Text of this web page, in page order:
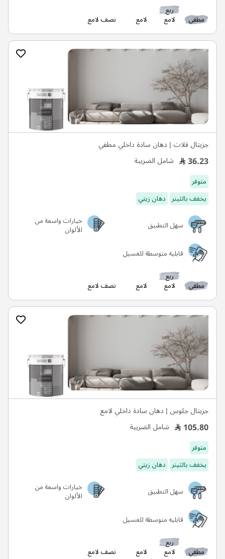
مطفي
ربع
لامع لامع نصف لامع
جزيتال فلات | دهان سادة داخلي مطفي
36.23 شامل الضريبة
متوفر
يخفف بالثينر دهان زيتي
سهل التطبيق
خيارات واسعة من
الألوان
قابليه متوسطة للغسيل
مطفي
ربع
لامع لامع نصف لامع
جزيتال جلوس | دهان سادة داخلي لامع
105.80 شامل الضريبة
متوفر
يخفف بالثينر دهان زيتي
سهل التطبيق
خيارات واسعة من
الألوان
قابليه متوسطة للغسيل
مطفي
ربع
لامع لامع نصف لامع